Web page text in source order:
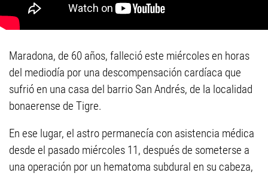
Maradona, de 60 años, falleció este miércoles en horas
del mediodía por una descompensación cardíaca que
sufrió en una casa del barrio San Andrés, de la localidad
bonaerense de Tigre.
En ese lugar, el astro permanecía con asistencia médica
desde el pasado miércoles 11, después de someterse a
una operación por un hematoma subdural en su cabeza,